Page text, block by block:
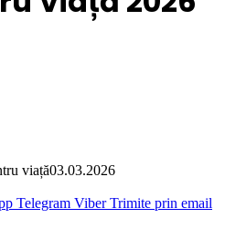
viață03.03.2026
Telegram Viber Trimite prin email